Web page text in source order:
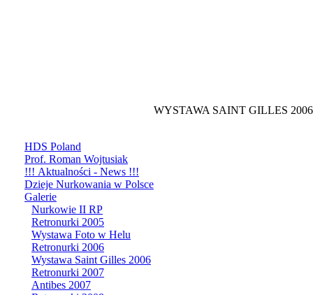
WYSTAWA SAINT GILLES 2006
HDS Poland
Prof. Roman Wojtusiak
!!! Aktualności - News !!!
Dzieje Nurkowania w Polsce
Galerie
Nurkowie II RP
Retronurki 2005
Wystawa Foto w Helu
Retronurki 2006
Wystawa Saint Gilles 2006
Retronurki 2007
Antibes 2007